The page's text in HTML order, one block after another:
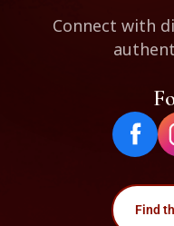
Connect with
Find